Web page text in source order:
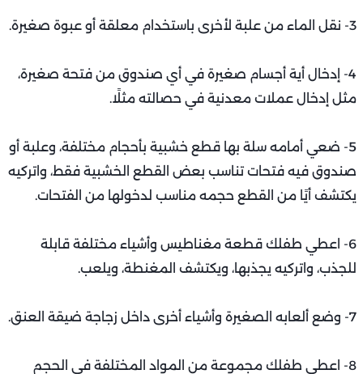
3- نقل الماء من علبة لأخرى باستخدام معلقة أو عبوة صغيرة.
4- إدخال أية أجسام صغيرة في أي صندوق من فتحة صغيرة،
مثل إدخال عملات معدنية في حصالته مثلًا.
5- ضعي أمامه سلة بها قطع خشبية بأحجام مختلفة، وعلبة أو
صندوق فيه فتحات تناسب بعض القطع الخشبية فقط، واتركيه
يكتشف أيًا من القطع حجمه مناسب لدخولها من الفتحات.
6- اعطي طفلك قطعة مغناطيس وأشياء مختلفة قابلة
للجذب، واتركيه يجذبها، ويكتشف المغنطة، ويلعب.
7- وضع ألعابه الصغيرة وأشياء أخرى داخل زجاجة ضيقة العنق.
8- اعطي طفلك مجموعة من المواد المختلفة في الحجم